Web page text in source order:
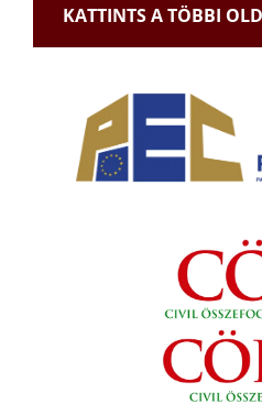
KATTINTS A TÖBBI